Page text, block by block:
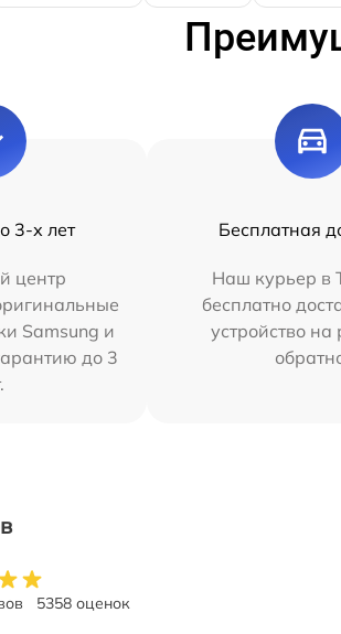
3-х лет
центр
Samsung и
до 3
Бесплатная
Наш курьер в
бесплатно
устройство на
5358 оценок